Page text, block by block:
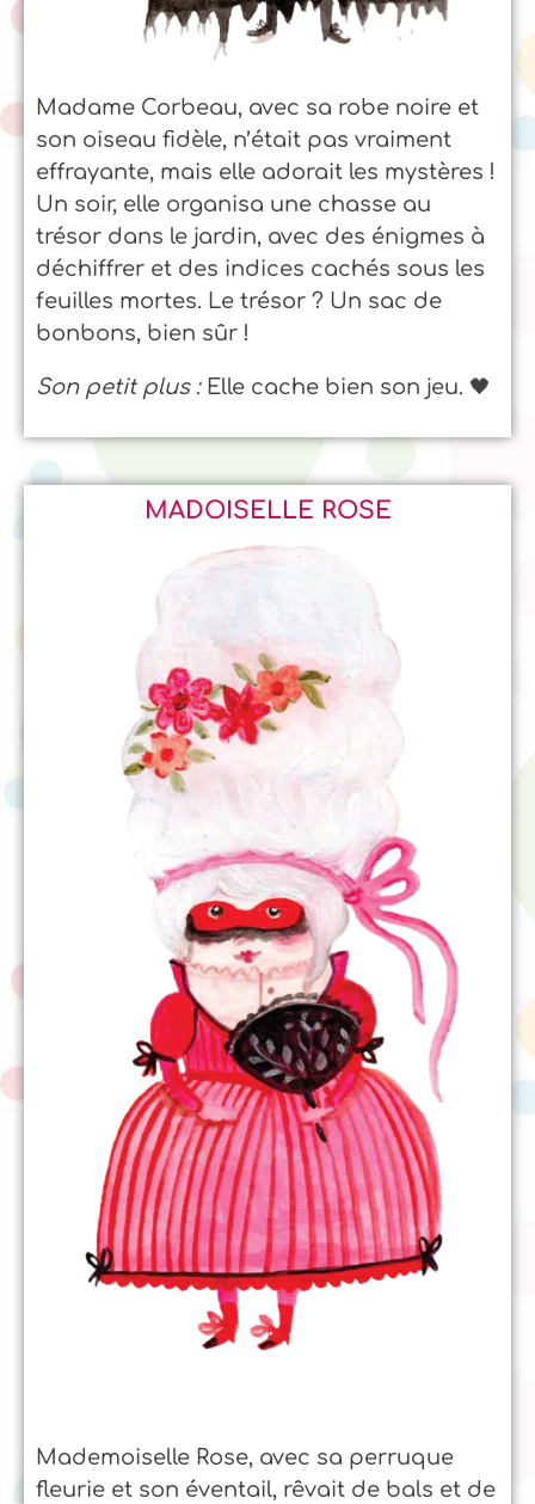
Madame Corbeau, avec sa robe noire et
son oiseau fidèle, n’était pas vraiment
effrayante, mais elle adorait les mystères !
Un soir, elle organisa une chasse au
trésor dans le jardin, avec des énigmes à
déchiffrer et des indices cachés sous les
feuilles mortes. Le trésor ? Un sac de
bonbons, bien sûr !
Son petit plus :Elle cache bien son jeu. 🖤
MADOISELLE ROSE
Mademoiselle Rose, avec sa perruque
fleurie et son éventail, rêvait de bals et de